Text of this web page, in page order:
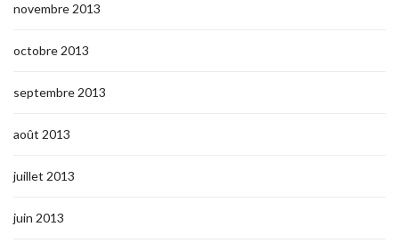
novembre 2013
octobre 2013
septembre 2013
août 2013
juillet 2013
juin 2013